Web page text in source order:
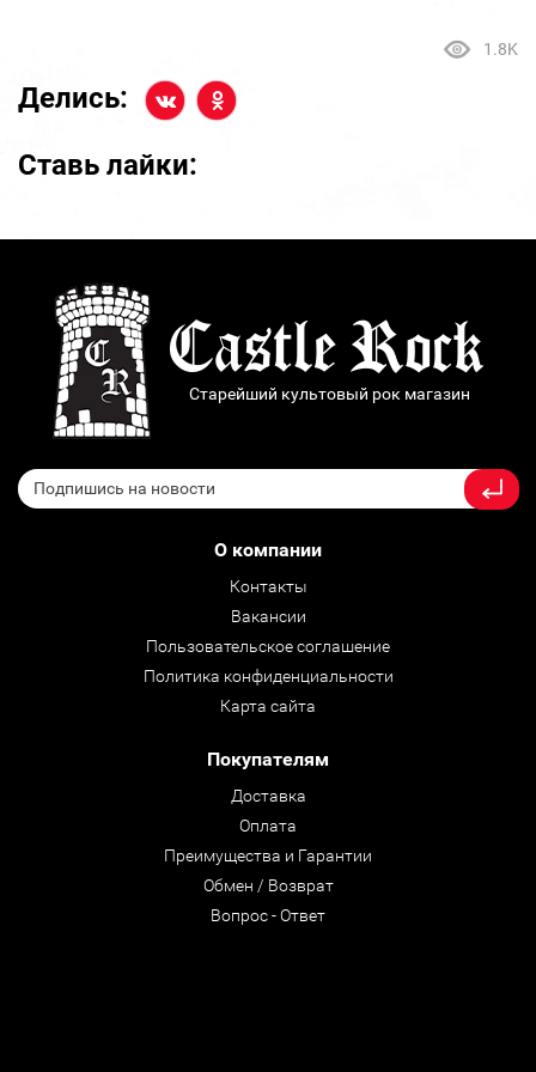
1.8K
Делись:
Ставь лайки:
Старейший культовый рок магазин
О компании
Контакты
Вакансии
Пользовательское соглашение
Политика конфиденциальности
Карта сайта
Покупателям
Доставка
Оплата
Преимущества и Гарантии
Обмен / Возврат
Вопрос - Ответ